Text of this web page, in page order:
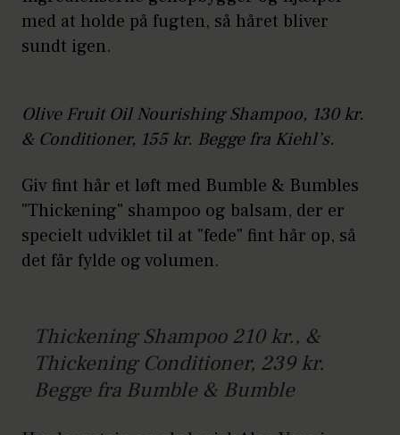
med at holde på fugten, så håret bliver
sundt igen.
Olive Fruit Oil Nourishing Shampoo, 130 kr.
& Conditioner, 155 kr. Begge fra Kiehl’s.
Giv fint hår et løft med Bumble & Bumbles
"Thickening" shampoo og balsam, der er
specielt udviklet til at "fede" fint hår op, så
det får fylde og volumen.
Thickening Shampoo 210 kr., &
Thickening Conditioner, 239 kr.
Begge fra Bumble & Bumble